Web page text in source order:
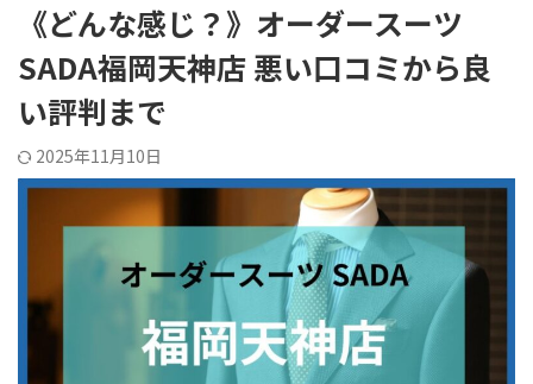
《どんな感じ？》オーダースーツ
SADA福岡天神店 悪い口コミから良
い評判まで
2025年11月10日